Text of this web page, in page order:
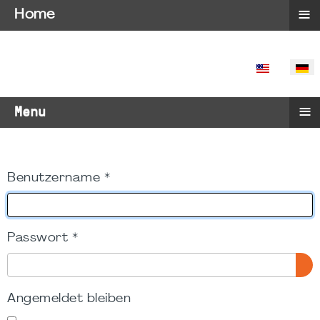
SPRACHE
Menu ≡
Benutzername *
Passwort *
Angemeldet bleiben
Home ≡